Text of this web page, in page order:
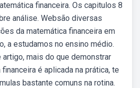
financeira. Os capitulos 8
análise. Websão diversas
da matemática financeira em
a estudamos no ensino médio.
mais do que demonstrar
é aplicada na prática, te
bastante comuns na rotina.